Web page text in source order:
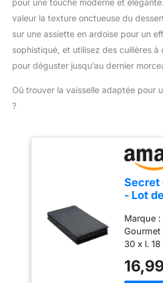
18 cm),
ml (Φ8 x
de 300
manière
une
pratique
d'un
mixeur
tâches
valeur la texture onctueuse du
sur une assiette en ardoise pour un
sophistiqué, et utilisez des cuillères à
pour déguster jusqu’au dernier
Où trouver la vaisselle adaptée pour
?
Secret
- Lot
30cm
Marque :
Gourmet
30 x l. 18
: Gris